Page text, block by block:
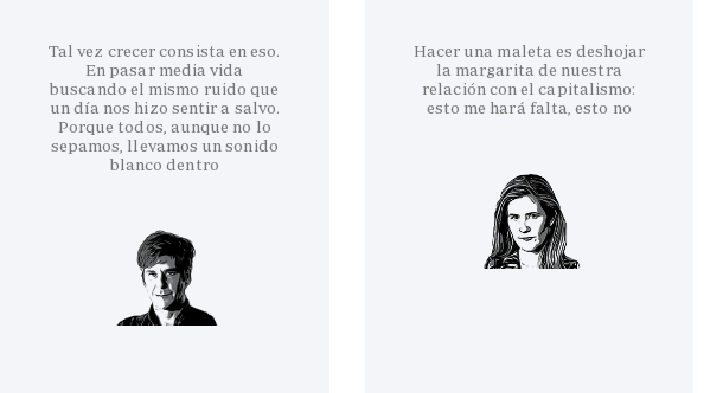
Tal vez crecer consista en eso.
En pasar media vida
buscando el mismo ruido que
un día nos hizo sentir a salvo.
Porque todos, aunque no lo
sepamos, llevamos un sonido
blanco dentro
Hacer una maleta es deshojar
la margarita de nuestra
relación con el capitalismo:
esto me hará falta, esto no